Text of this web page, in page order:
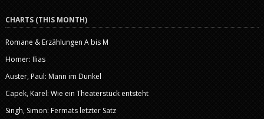
CHARTS (THIS MONTH)
Romane & Erzählungen A bis M
Homer: Ilias
Auster, Paul: Mann im Dunkel
Capek, Karel: Wie ein Theaterstück entsteht
Singh, Simon: Fermats letzter Satz